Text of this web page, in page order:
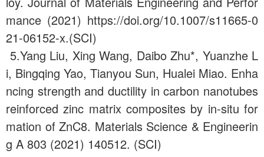
mance (2021) https://doi.org/10.1007/s11665-0
21-06152-x.(SCI)
5.Yang Liu, Xing Wang, Daibo Zhu*, Yuanzhe L
i, Bingqing Yao, Tianyou Sun, Hualei Miao. Enha
ncing strength and ductility in carbon nanotubes
reinforced zinc matrix composites by in-situ for
mation of ZnC8. Materials Science & Engineerin
g A 803 (2021) 140512. (SCI)